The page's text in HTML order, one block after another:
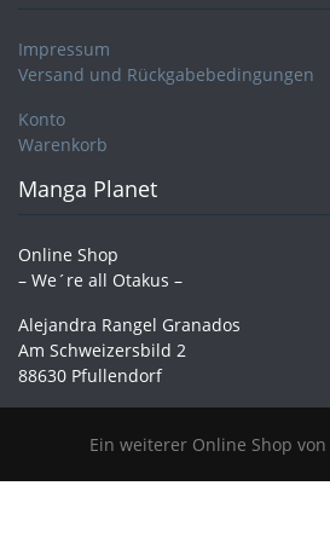
Impressum
Versand und Rückgabebedingungen
Konto
Warenkorb
Manga Planet
Online Shop
– We´re all Otakus –
Alejandra Rangel Granados
Am Schweizersbild 2
88630 Pfullendorf
Ein weiterer Online Shop von